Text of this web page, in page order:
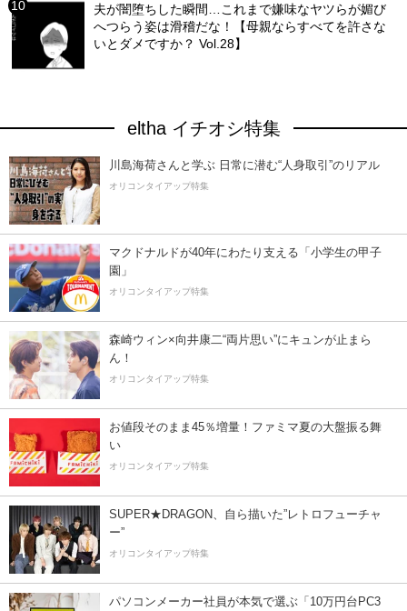
夫が闇堕ちした瞬間…これまで嫌味なヤツらが媚び
へつらう姿は滑稽だな！【母親ならすべてを許さな
いとダメですか？ Vol.28】
eltha イチオシ特集
川島海荷さんと学ぶ 日常に潜む“人身取引”のリアル
オリコンタイアップ特集
マクドナルドが40年にわたり支える「小学生の甲子
園」
オリコンタイアップ特集
森崎ウィン×向井康二“両片思い”にキュンが止まら
ん！
オリコンタイアップ特集
お値段そのまま45％増量！ファミマ夏の大盤振る舞
い
オリコンタイアップ特集
SUPER★DRAGON、自ら描いた”レトロフューチャ
ー”
オリコンタイアップ特集
パソコンメーカー社員が本気で選ぶ「10万円台PC3